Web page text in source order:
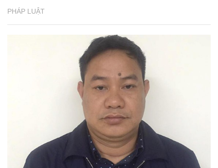
PHÁP LUẬT